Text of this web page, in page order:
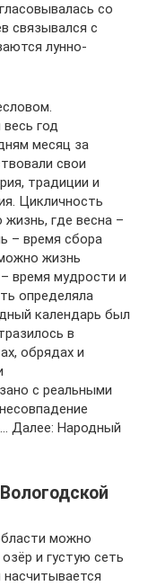
со
связывался с
лунно-
год
месяц за
свои
традиции и
Цикличность
где весна –
– время сбора
жизнь
время мудрости и
определяла
календарь был
в
обрядах и
с реальными
Далее: Народный
можно
и густую сеть